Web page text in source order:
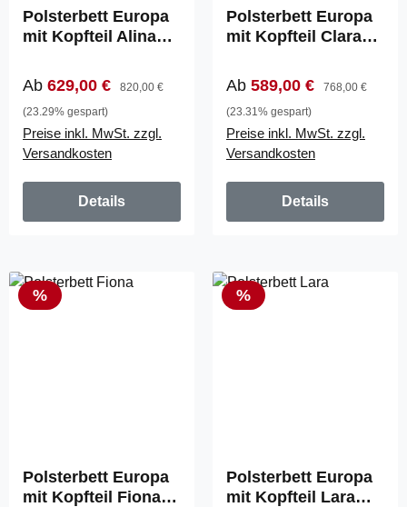
Polsterbett Europa
mit Kopfteil Alina
Verkaufspreis:
Ab 629,00 € Regulärer Preis:
820,00 €
(23.29% gespart)
Preise inkl. MwSt. zzgl.
Versandkosten
Details
Polsterbett Europa
mit Kopfteil Clara
Verkaufspreis:
Ab 589,00 € Regulärer Preis:
768,00 €
(23.31% gespart)
Preise inkl. MwSt. zzgl.
Versandkosten
Details
Rabatt
%
Polsterbett Europa
mit Kopfteil Fiona
Rabatt
%
Polsterbett Europa
mit Kopfteil Lara